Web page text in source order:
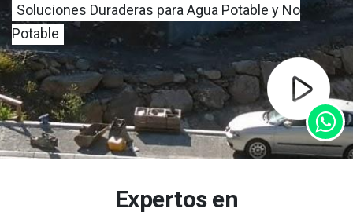
Soluciones Duraderas para Agua Potable y No
Potable
Expertos en